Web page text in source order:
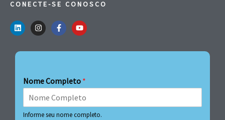
CONECTE-SE CONOSCO
Nome Completo *
Informe seu nome completo.